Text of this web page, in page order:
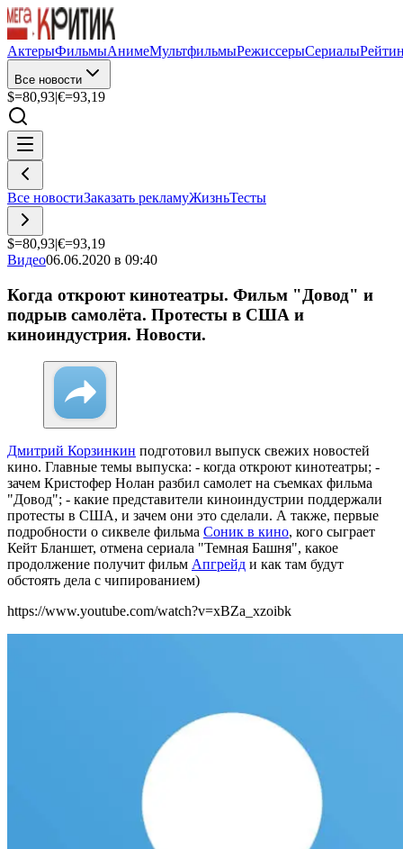
АктерыФильмыАнимеМультфильмыРежиссерыСериалы
Все новости
$=80,93|€=93,19
Все новостиЗаказать рекламуЖизньТесты
$=80,93|€=93,19
Видео06.06.2020 в 09:40
Когда откроют кинотеатры. Фильм "Довод" и
подрыв самолёта. Протесты в США и
киноиндустрия. Новости.
Дмитрий Корзинкин подготовил выпуск свежих новостей
кино. Главные темы выпуска: - когда откроют кинотеатры; -
зачем Кристофер Нолан разбил самолет на съемках фильма
"Довод"; - какие представители киноиндустрии поддержали
протесты в США, и зачем они это сделали. А также, первые
подробности о сиквеле фильма Соник в кино, кого сыграет
Кейт Бланшет, отмена сериала "Темная Башня", какое
продолжение получит фильм Апгрейд и как там будут
обстоять дела с чипированием)
https://www.youtube.com/watch?v=xBZa_xzoibk